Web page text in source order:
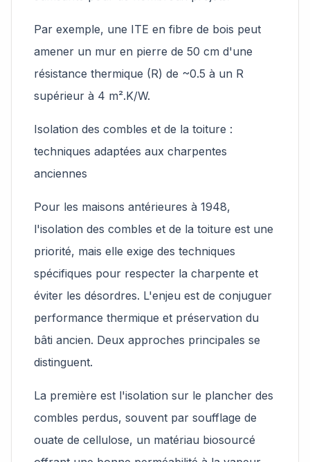
Par exemple, une ITE en fibre de bois peut
amener un mur en pierre de 50 cm d'une
résistance thermique (R) de ~0.5 à un R
supérieur à 4 m².K/W.
Isolation des combles et de la toiture :
techniques adaptées aux charpentes
anciennes
Pour les maisons antérieures à 1948,
l'isolation des combles et de la toiture est une
priorité, mais elle exige des techniques
spécifiques pour respecter la charpente et
éviter les désordres. L'enjeu est de conjuguer
performance thermique et préservation du
bâti ancien. Deux approches principales se
distinguent.
La première est l'isolation sur le plancher des
combles perdus, souvent par soufflage de
ouate de cellulose, un matériau biosourcé